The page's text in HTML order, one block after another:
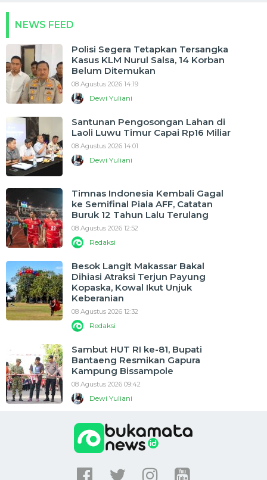
NEWS FEED
Polisi Segera Tetapkan Tersangka
Kasus KLM Nurul Salsa, 14 Korban
Belum Ditemukan
08 Agustus 2026 14:19
Dewi Yuliani
Santunan Pengosongan Lahan di
Laoli Luwu Timur Capai Rp16 Miliar
08 Agustus 2026 14:01
Dewi Yuliani
Timnas Indonesia Kembali Gagal
ke Semifinal Piala AFF, Catatan
Buruk 12 Tahun Lalu Terulang
08 Agustus 2026 12:52
Redaksi
Besok Langit Makassar Bakal
Dihiasi Atraksi Terjun Payung
Kopaska, Kowal Ikut Unjuk
Keberanian
08 Agustus 2026 12:32
Redaksi
Sambut HUT RI ke-81, Bupati
Bantaeng Resmikan Gapura
Kampung Bissampole
08 Agustus 2026 09:42
Dewi Yuliani